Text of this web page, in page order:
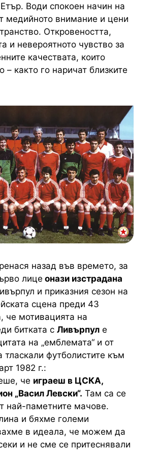
Води спокоен начин на
медийното внимание и цени
Откровеността,
и невероятното чувство за
качествата, които
– както го наричат близките
назад във времето, за
лице онази изстрадана
и приказния сезон на
сцена преди 43
че мотивацията на
битката с Ливърпул е
на „емблемата“ и от
тласкали футболистите към
1982 г.:
че играеш в ЦСКА,
„Васил Левски“. Там са се
най-паметните мачове.
и бяхме големи
в идеала, че можем да
и не сме се притеснявали